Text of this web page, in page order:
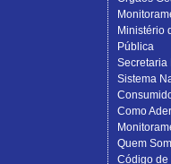
Ministério
Pública
Secretaria
Sistema
Como
Quem
Código de